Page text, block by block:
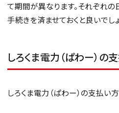
て期間が異なります。それぞれの
手続きを済ませておくと良いでしょ
しろくま電力（ぱわー）の
しろくま電力（ぱわー）の支払い